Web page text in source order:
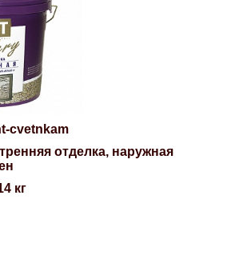
cvetnkam
отделка, наружная
кг